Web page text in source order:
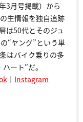
3月号掲載）から
生情報を独自追跡
は50代とそのジュ
“ヤング”という単
はバイク乗りの多
ート”だ。
｜ Instagram